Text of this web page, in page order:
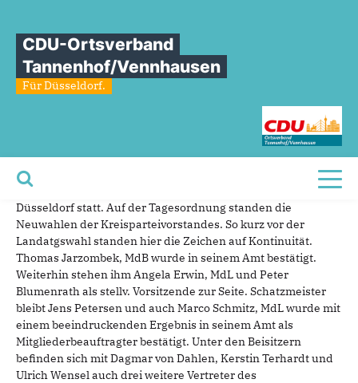
CDU-Ortsverband
Tannenhof/Vennhausen
Für Düsseldorf.
Sie sind hier
NeuwahlCDUKreisparteivorstand
Van Dahlen, Terhardt und Wensel erneut im Kreisvorstand
Am Samstag, den 02. April 2022 fand in der Aula des
Cecilien-Gymnasiums der 124. Kreisparteitag der CDU
Düsseldorf statt. Auf der Tagesordnung standen die
Neuwahlen der Kreisparteivorstandes. So kurz vor der
Landatgswahl standen hier die Zeichen auf Kontinuität.
Thomas Jarzombek, MdB wurde in seinem Amt bestätigt.
Weiterhin stehen ihm Angela Erwin, MdL und Peter
Blumenrath als stellv. Vorsitzende zur Seite. Schatzmeister
bleibt Jens Petersen und auch Marco Schmitz, MdL wurde mit
einem beeindruckenden Ergebnis in seinem Amt als
Mitgliederbeauftragter bestätigt. Unter den Beisitzern
befinden sich mit Dagmar von Dahlen, Kerstin Terhardt und
Ulrich Wensel auch drei weitere Vertreter des